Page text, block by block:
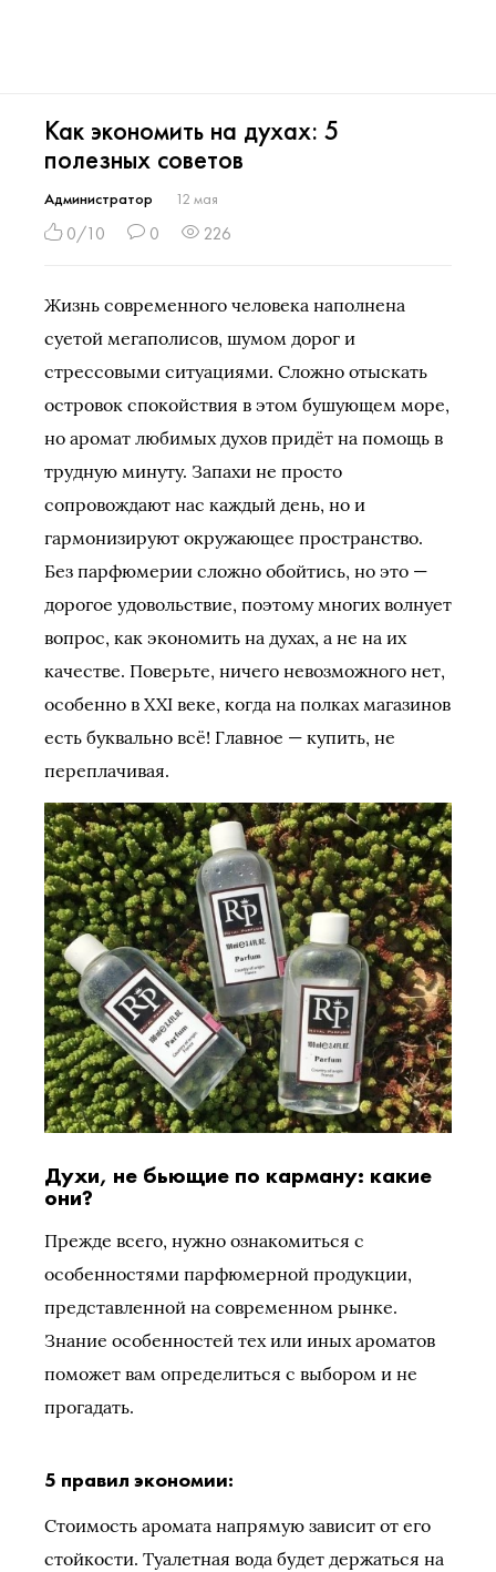
Как экономить на духах: 5
полезных советов
Администратор 12 мая
0/10 0 226
Жизнь современного человека наполнена
суетой мегаполисов, шумом дорог и
стрессовыми ситуациями. Сложно отыскать
островок спокойствия в этом бушующем море,
но аромат любимых духов придёт на помощь в
трудную минуту. Запахи не просто
сопровождают нас каждый день, но и
гармонизируют окружающее пространство.
Без парфюмерии сложно обойтись, но это —
дорогое удовольствие, поэтому многих волнует
вопрос, как экономить на духах, а не на их
качестве. Поверьте, ничего невозможного нет,
особенно в XXI веке, когда на полках магазинов
есть буквально всё! Главное — купить, не
переплачивая.
Духи, не бьющие по карману: какие
они?
Прежде всего, нужно ознакомиться с
особенностями парфюмерной продукции,
представленной на современном рынке.
Знание особенностей тех или иных ароматов
поможет вам определиться с выбором и не
прогадать.
5 правил экономии:
Стоимость аромата напрямую зависит от его
стойкости. Туалетная вода будет держаться на